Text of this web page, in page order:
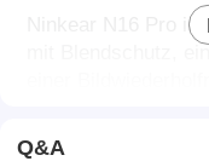
Ninkear N16 Pro
mit Blendschutz,
visuelles Erlebnis
Q&A